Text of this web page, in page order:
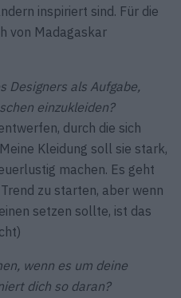
inspiriert sind. Für die
von Madagaskar
Designers als Aufgabe,
einzukleiden?
durch die sich
Kleidung soll sie stark,
machen. Es geht
zu starten, aber wenn
setzen sollte, ist das
wenn es um deine
dich so daran?